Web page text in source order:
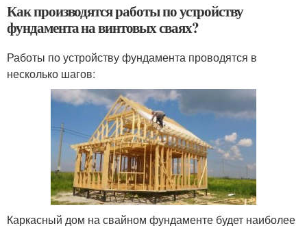
Как производятся работы по устройству
фундамента на винтовых сваях?
Работы по устройству фундамента проводятся в
несколько шагов:
Каркасный дом на свайном фундаменте будет наиболее